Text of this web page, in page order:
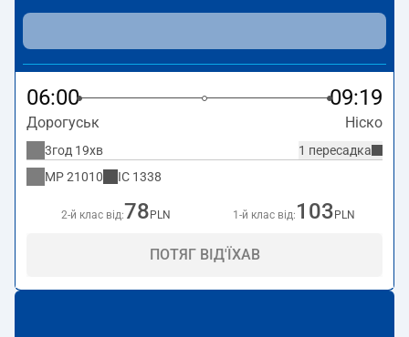
06:00 09:19
Дорогуськ Ніско
1 пересадка
3год 19хв
MP21010 IC 1338
2-й клас від:78 PLN 1-й клас від: 103 PLN
ПОТЯГ ВІД'ЇХАВ